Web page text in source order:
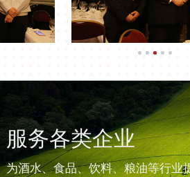
服务各类企业
为酒水、食品、饮料、粮油等行业